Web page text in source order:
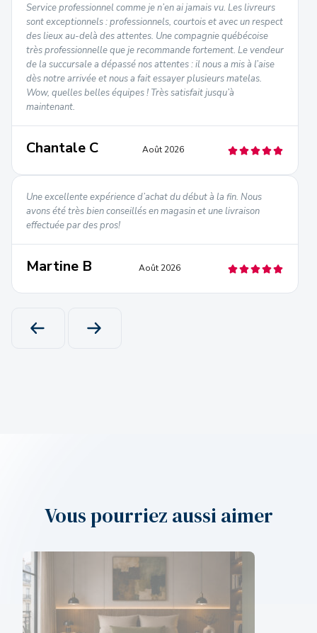
Service professionnel comme je n’en ai jamais vu. Les livreurs
sont exceptionnels : professionnels, courtois et avec un respect
des lieux au-delà des attentes. Une compagnie québécoise
très professionnelle que je recommande fortement. Le vendeur
de la succursale a dépassé nos attentes : il nous a mis à l’aise
dès notre arrivée et nous a fait essayer plusieurs matelas.
Wow, quelles belles équipes ! Très satisfait jusqu’à
maintenant.
Chantale C Août 2026
Une excellente expérience d’achat du début à la fin. Nous
avons été très bien conseillés en magasin et une livraison
effectuée par des pros!
Martine B Août 2026
PRODUIT PRÉCÉDENTPRODUIT SUIVANT
Vous pourriez aussi aimer